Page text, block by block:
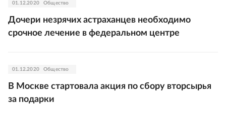
01.12.2020 Общество
Дочери незрячих астраханцев необходимо
срочное лечение в федеральном центре
01.12.2020 Общество
В Москве стартовала акция по сбору вторсырья
за подарки